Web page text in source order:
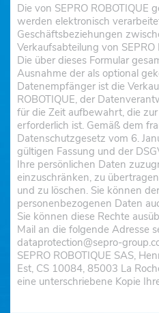
Die von SEPRO ROBOTIQUE
werden elektronisch
Geschäftsbeziehungen
Verkaufsabteilung von SEPRO
Die über dieses Formular
Ausnahme der als optional
Datenempfänger ist die
ROBOTIQUE, der
für die Zeit aufbewahrt, die
erforderlich ist. Gemäß dem
Datenschutzgesetz vom 6.
gültigen Fassung und der
Ihre persönlichen Daten
einzuschränken, zu
und zu löschen. Sie können
personenbezogenen Daten
Sie können diese Rechte
Mail an die folgende Adresse
dataprotection@sepro-
SEPRO ROBOTIQUE SAS,
Est, CS 10084, 85003 La
eine unterschriebene Kopie